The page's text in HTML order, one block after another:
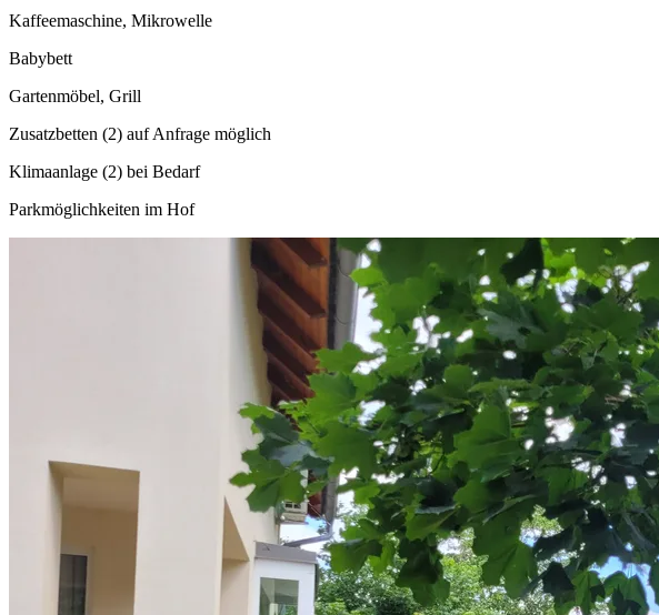
Kaffeemaschine, Mikrowelle
Babybett
Gartenmöbel, Grill
Zusatzbetten (2) auf Anfrage möglich
Klimaanlage (2) bei Bedarf
Parkmöglichkeiten im Hof